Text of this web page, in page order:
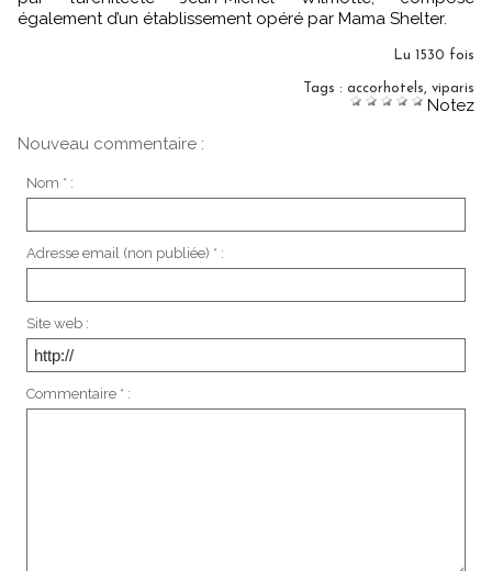
également d’un établissement opéré par Mama Shelter.
Lu 1530 fois
Tags : accorhotels, viparis
Notez
Nouveau commentaire :
Nom * :
Adresse email (non publiée) * :
Site web :
Commentaire * :